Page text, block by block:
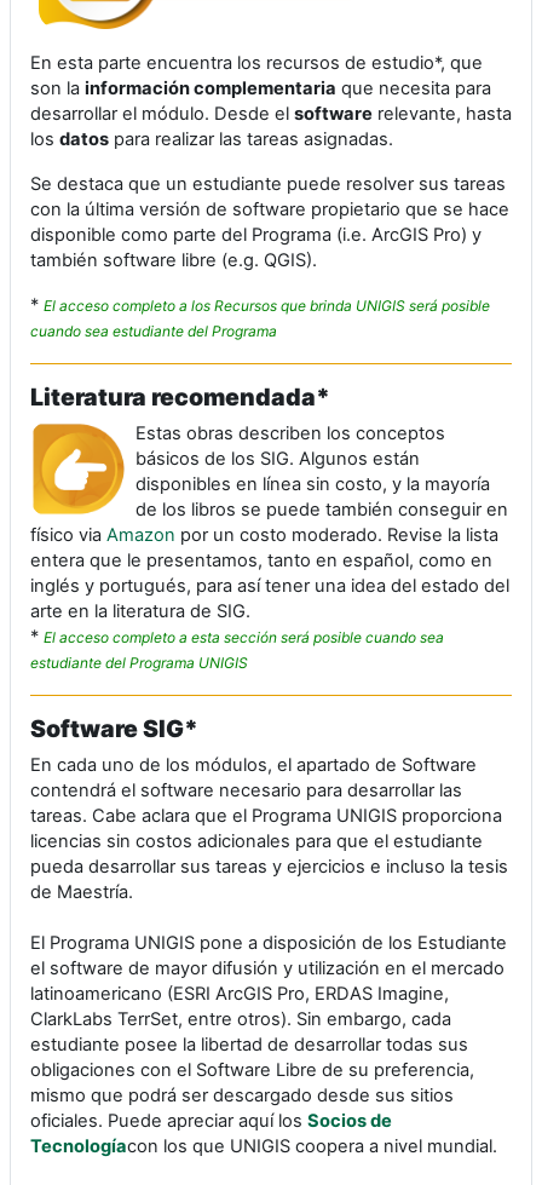
En esta parte encuentra los recursos de estudio*, que
son la información complementaria que necesita para
desarrollar el módulo. Desde el software relevante, hasta
los datos para realizar las tareas asignadas.
Se destaca que un estudiante puede resolver sus tareas
con la última versión de software propietario que se hace
disponible como parte del Programa (i.e. ArcGIS Pro) y
también software libre (e.g. QGIS).
* El acceso completo a los Recursos que brinda UNIGIS será posible
cuando sea estudiante del Programa
Literatura recomendada*
Estas obras describen los conceptos
básicos de los SIG. Algunos están
disponibles en línea sin costo, y la mayoría
de los libros se puede también conseguir en
físico via Amazon por un costo moderado. Revise la lista
entera que le presentamos, tanto en español, como en
inglés y portugués, para así tener una idea del estado del
arte en la literatura de SIG.
* El acceso completo a esta sección será posible cuando sea
estudiante del Programa UNIGIS
Software SIG*
En cada uno de los módulos, el apartado de Software
contendrá el software necesario para desarrollar las
tareas. Cabe aclara que el Programa UNIGIS proporciona
licencias sin costos adicionales para que el estudiante
pueda desarrollar sus tareas y ejercicios e incluso la tesis
de Maestría.
El Programa UNIGIS pone a disposición de los Estudiante
el software de mayor difusión y utilización en el mercado
latinoamericano (ESRI ArcGIS Pro, ERDAS Imagine,
ClarkLabs TerrSet, entre otros). Sin embargo, cada
estudiante posee la libertad de desarrollar todas sus
obligaciones con el Software Libre de su preferencia,
mismo que podrá ser descargado desde sus sitios
oficiales. Puede apreciar aquí los Socios de
Tecnologíacon los que UNIGIS coopera a nivel mundial.